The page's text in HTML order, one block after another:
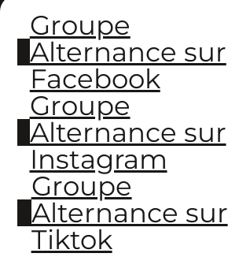
Groupe
Alternance sur
Facebook
Groupe
Alternance sur
Instagram
Groupe
Alternance sur
Tiktok